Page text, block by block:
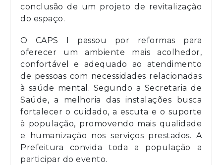
conclusão de um projeto de revitalização
do espaço.
O CAPS I passou por reformas para
oferecer um ambiente mais acolhedor,
confortável e adequado ao atendimento
de pessoas com necessidades relacionadas
à saúde mental. Segundo a Secretaria de
Saúde, a melhoria das instalações busca
fortalecer o cuidado, a escuta e o suporte
à população, promovendo mais qualidade
e humanização nos serviços prestados. A
Prefeitura convida toda a população a
participar do evento.